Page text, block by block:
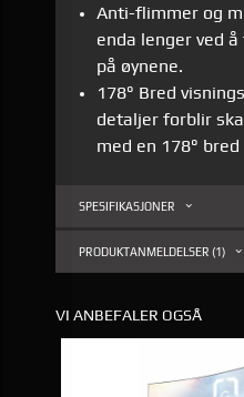
Anti-flimmer og
enda lenger ved
på øynene.
178° Bred
detaljer forblir
med en 178°
SPESIFIKASJONER
PRODUKTANMELDELSER (1)
VI ANBEFALER OGSÅ